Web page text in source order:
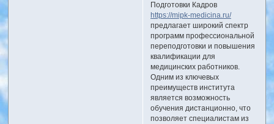
Подготовки Кадров
https://mipk-medicina.ru/
предлагает широкий спектр
программ профессиональной
переподготовки и повышения
квалификации для
медицинских работников.
Одним из ключевых
преимуществ института
является возможность
обучения дистанционно, что
позволяет специалистам из